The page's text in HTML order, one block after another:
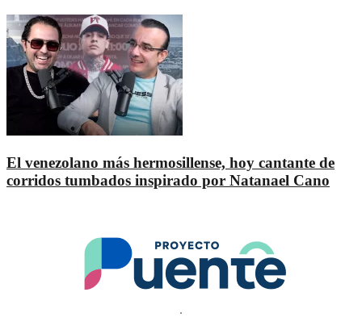
El venezolano más hermosillense, hoy cantante de
corridos tumbados inspirado por Natanael Cano
.